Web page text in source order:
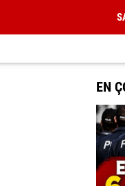
EN